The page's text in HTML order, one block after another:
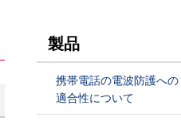
製品
携帯電話の電波防護への
適合性について